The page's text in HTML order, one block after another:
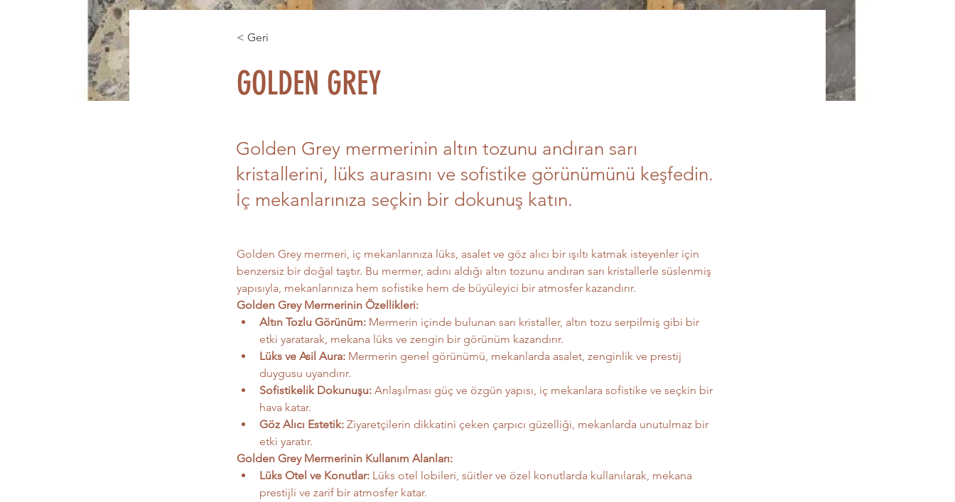
< Geri
GOLDEN GREY
Golden Grey mermerinin altın tozunu andıran sarı
kristallerini, lüks aurasını ve sofistike görünümünü keşfedin.
İç mekanlarınıza seçkin bir dokunuş katın.
Golden Grey mermeri, iç mekanlarınıza lüks, asalet ve göz alıcı bir ışıltı katmak isteyenler için
benzersiz bir doğal taştır. Bu mermer, adını aldığı altın tozunu andıran sarı kristallerle süslenmiş
yapısıyla, mekanlarınıza hem sofistike hem de büyüleyici bir atmosfer kazandırır.
Golden Grey Mermerinin Özellikleri:
Altın Tozlu Görünüm: Mermerin içinde bulunan sarı kristaller, altın tozu serpilmiş gibi bir
etki yaratarak, mekana lüks ve zengin bir görünüm kazandırır.
Lüks ve Asil Aura: Mermerin genel görünümü, mekanlarda asalet, zenginlik ve prestij
duygusu uyandırır.
Sofistikelik Dokunuşu: Anlaşılması güç ve özgün yapısı, iç mekanlara sofistike ve seçkin bir
hava katar.
Göz Alıcı Estetik: Ziyaretçilerin dikkatini çeken çarpıcı güzelliği, mekanlarda unutulmaz bir
etki yaratır.
Golden Grey Mermerinin Kullanım Alanları:
Lüks Otel ve Konutlar: Lüks otel lobileri, süitler ve özel konutlarda kullanılarak, mekana
prestijli ve zarif bir atmosfer katar.